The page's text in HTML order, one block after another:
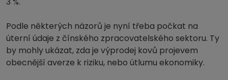
Podle některých názorů je nyní třeba počkat na
úterní údaje z čínského zpracovatelského sektoru. Ty
by mohly ukázat, zda je výprodej kovů projevem
obecnější averze k riziku, nebo útlumu ekonomiky.